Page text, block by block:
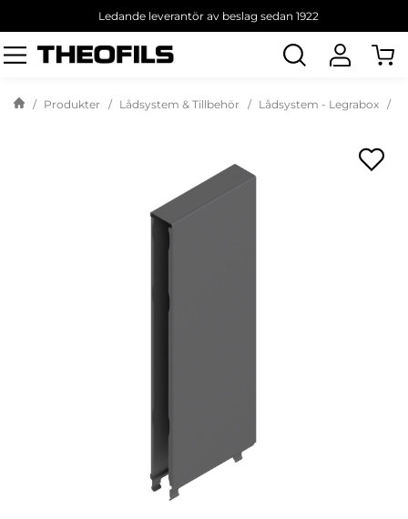
Ledande leverantör av beslag sedan 1922
Sök
produkt
Produkter Lådsystem & Tillbehör Lådsystem - Legrabox